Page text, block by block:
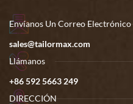
Envíanos Un Correo Electrónico
sales@tailormax.com
Llámanos
+86 592 5663 249
DIRECCIÓN